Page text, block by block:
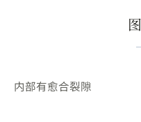
内部有愈合裂隙